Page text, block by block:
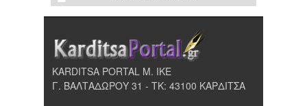
KARDITSA PORTAL Μ. ΙΚΕ
Γ. ΒΑΛΤΑΔΩΡΟΥ 31 - ΤΚ: 43100 ΚΑΡΔΙΤΣΑ